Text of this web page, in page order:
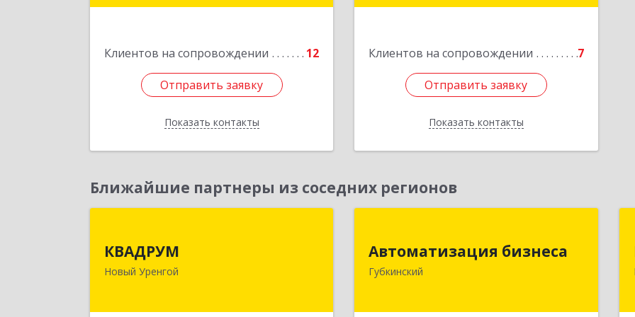
Клиентов на сопровождении 12
Отправить заявку
Показать контакты
Отправить заявку
Назад
Клиентов на сопровождении 7
Отправить заявку
Показать контакты
Отправить заявку
Назад
Ближайшие партнеры из соседних регионов
КВАДРУМ
Новый Уренгой
629309, Ямало-Ненецкий АО, Новый
Уренгой г, Северное Кольцо ул, дом
Автоматизация бизнеса
Губкинский
629830, Ямало-Ненецкий АО,